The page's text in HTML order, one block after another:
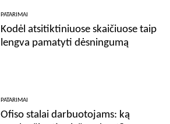
PATARIMAI
Kodėl atsitiktiniuose skaičiuose taip
lengva pamatyti dėsningumą
PATARIMAI
Ofiso stalai darbuotojams: ką